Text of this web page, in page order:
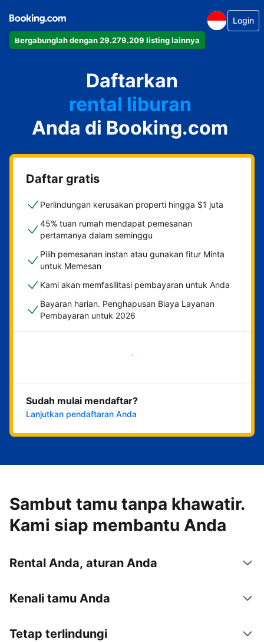
Bergabunglah dengan 29.279.209 listing lainnya
Login
Daftarkan
apartemen
hotel
rental liburan
guest house
bed & breakfast
Anda di Booking.com
Daftar gratis
Perlindungan kerusakan properti hingga $1 juta
45% tuan rumah mendapat pemesanan
pertamanya dalam seminggu
Pilih pemesanan instan atau gunakan fitur Minta
untuk Memesan
Kami akan memfasilitasi pembayaran untuk Anda
Bayaran harian. Penghapusan Biaya Layanan
Pembayaran untuk 2026
Mulai sekarang
Sudah mulai mendaftar?
Lanjutkan pendaftaran Anda
Sambut tamu tanpa khawatir.
Kami siap membantu Anda
Rental Anda, aturan Anda
Kenali tamu Anda
Tetap terlindungi